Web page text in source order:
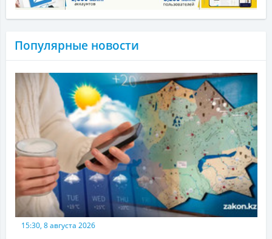
Популярные новости
15:30, 8 августа 2026